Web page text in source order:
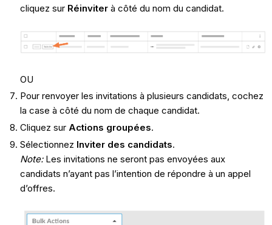
cliquez sur Réinviterà côté du nom du candidat.
OU
Pour renvoyer les invitations à plusieurs candidats, cochez
la case à côté du nom de chaque candidat.
Cliquez sur Actions groupées.
Sélectionnez Inviter des candidats.
Note:Les invitations ne seront pas envoyées aux
candidats n’ayant pas l’intention de répondre à un appel
d’offres.